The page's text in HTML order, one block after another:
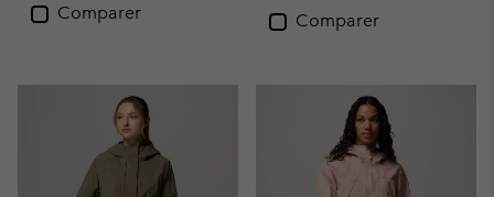
Comparer Comparer